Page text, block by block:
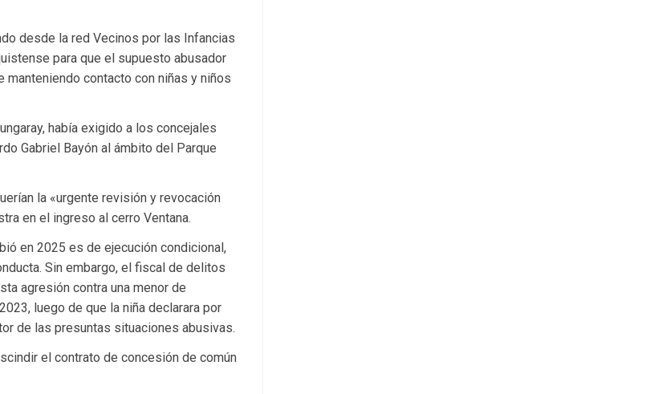
desde la red Vecinos por las Infancias
para que el supuesto abusador
contacto con niñas y niños
había exigido a los concejales
Gabriel Bayón al ámbito del Parque
la «urgente revisión y revocación
en el ingreso al cerro Ventana.
en 2025 es de ejecución condicional,
Sin embargo, el fiscal de delitos
agresión contra una menor de
luego de que la niña declarara por
de las presuntas situaciones abusivas.
el contrato de concesión de común